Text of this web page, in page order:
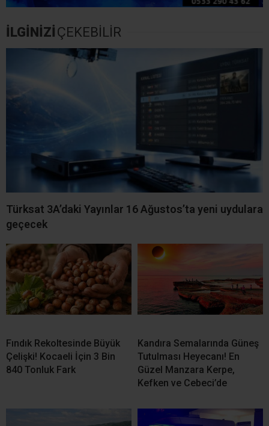
İLGİNİZİ ÇEKEBİLİR
Türksat 3A’daki Yayınlar 16 Ağustos’ta yeni uydulara
geçecek
Fındık Rekoltesinde Büyük
Çelişki! Kocaeli İçin 3 Bin
840 Tonluk Fark
Kandıra Semalarında Güneş
Tutulması Heyecanı! En
Güzel Manzara Kerpe,
Kefken ve Cebeci’de